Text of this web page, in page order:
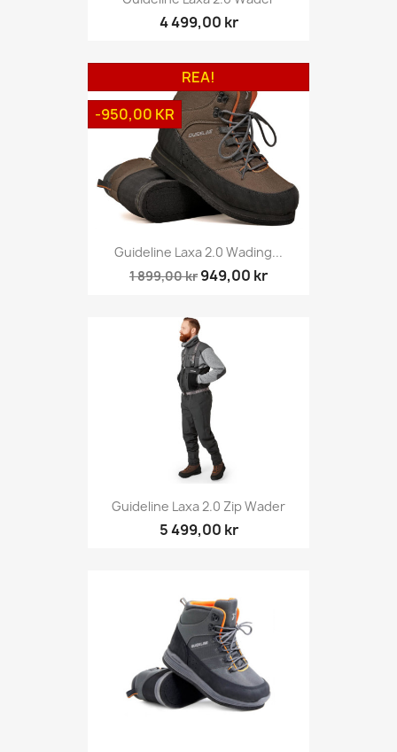
4 499,00 kr
Guideline Laxa 2.0 Wading...
1 899,00 kr 949,00 kr
REA!
-950,00 KR
Guideline Laxa 2.0 Zip Wader
5 499,00 kr